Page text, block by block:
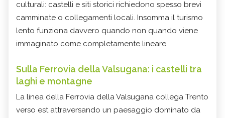
culturali: castelli e siti storici richiedono spesso brevi
camminate o collegamenti locali. Insomma il turismo
lento funziona davvero quando non quando viene
immaginato come completamente lineare.
Sulla Ferrovia della Valsugana: i castelli tra
laghi e montagne
La linea della Ferrovia della Valsugana collega Trento
verso est attraversando un paesaggio dominato da